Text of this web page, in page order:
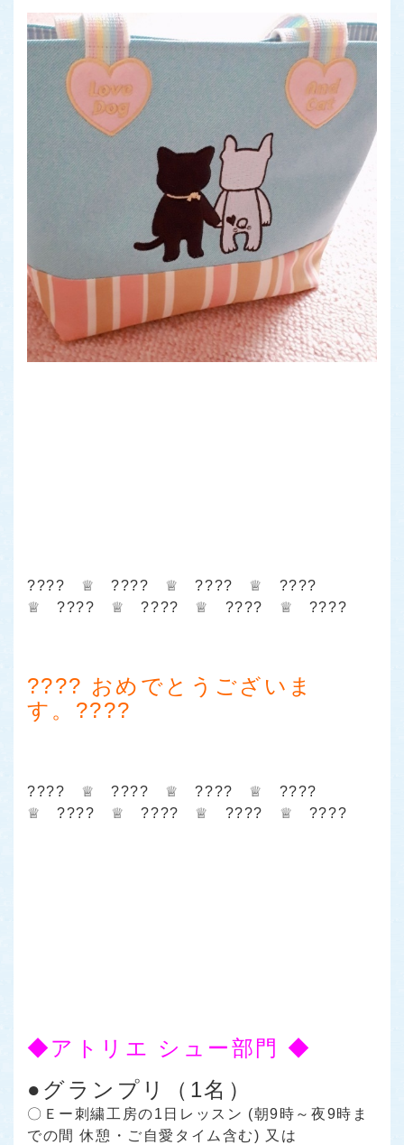
???? ♕ ???? ♕ ???? ♕ ????
♕ ???? ♕ ???? ♕ ???? ♕ ????
???? おめでとうございま
す。????
???? ♕ ???? ♕ ???? ♕ ????
♕ ???? ♕ ???? ♕ ???? ♕ ????
◆アトリエ シュー部門 ◆
●グランプリ（1名）
〇Ｅー刺繍工房の1日レッスン (朝9時～夜9時ま
での間 休憩・ご自愛タイム含む) 又は